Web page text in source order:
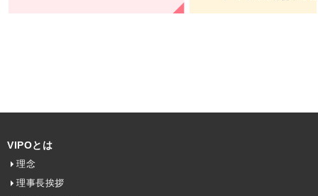
VIPOとは
理念
理事長挨拶